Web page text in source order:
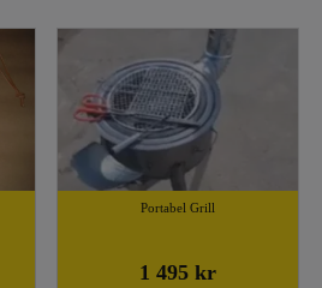
Portabel Grill
1 495 kr